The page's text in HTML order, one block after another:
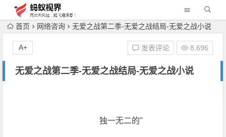
首页 网络咨询 无爱之战第二季-无爱之战结局-无爱之战小说
无爱之战第二季-无爱之战结局-无爱之战小说
发表评论 8,696
A+
独一无二的"